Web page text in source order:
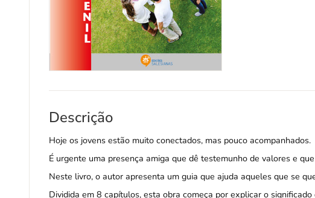
Descrição
Hoje os jovens estão muito conectados, mas pouco acompanhados.
É urgente uma presença amiga que dê testemunho de valores e
Neste livro, o autor apresenta um guia que ajuda aqueles que se
Dividida em 8 capítulos, esta obra começa por explicar o